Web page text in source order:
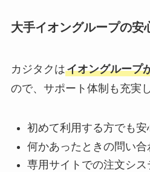
大手イオングループの安
カジタクはイオングループ
ので、サポート体制も充実
初めて利用する方でも安
何かあったときの問い
専用サイトでの注文シ